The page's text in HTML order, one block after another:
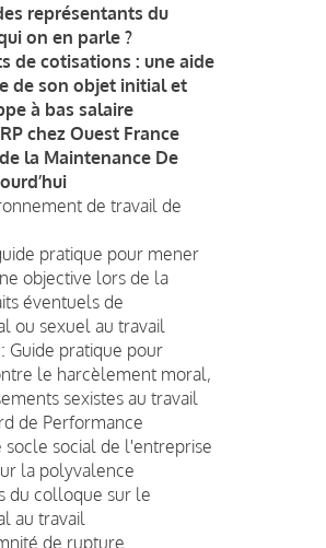
représentants du
on en parle ?
de cotisations : une aide
de son objet initial et
à bas salaire
chez Ouest France
la Maintenance De
de travail de
pratique pour mener
objective lors de la
éventuels de
ou sexuel au travail
Guide pratique pour
le harcèlement moral,
sexistes au travail
de Performance
social de l'entreprise
la polyvalence
du colloque sur le
au travail
de rupture